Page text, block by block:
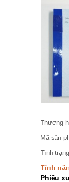
Thương
Mã sản
Tình
Tính
Phiếu